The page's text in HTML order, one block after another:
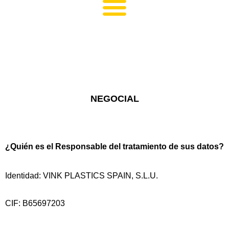
NEGOCIAL
¿Quién es el Responsable del tratamiento de sus datos?
Identidad: VINK PLASTICS SPAIN, S.L.U.
CIF: B65697203